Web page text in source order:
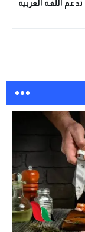
أفضل 5 بدائل مجانية لـ ChatGPT في عام 2026 تدعم اللغة العربية